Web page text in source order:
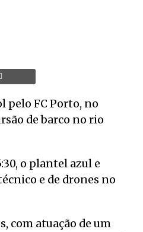
pelo FC Porto, no
de barco no rio
o plantel azul e
e de drones no
com atuação de um